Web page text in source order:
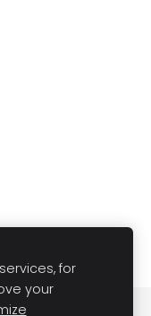
for
your